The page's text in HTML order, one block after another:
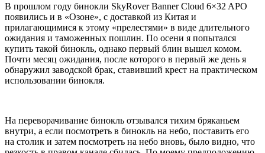
В прошлом году бинокли SkyRover Banner Cloud 6×32 APO
появились и в «Озоне», с доставкой из Китая и
прилагающимися к этому «прелестями» в виде длительного
ожидания и таможенных пошлин. По осени я попытался
купить такой бинокль, однако первый блин вышел комом.
Почти месяц ожидания, после которого в первый же день я
обнаружил заводской брак, ставивший крест на практическом
использовании бинокля.
На переворачивание бинокль отзывался тихим бряканьем
внутри, а если посмотреть в бинокль на небо, поставить его
на столик и затем посмотреть на небо вновь, было видно, что